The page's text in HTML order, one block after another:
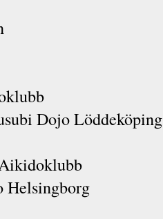
Dojo Löddeköping
Helsingborg